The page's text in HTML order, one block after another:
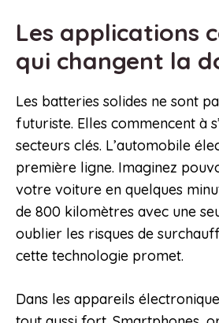
Les applications
qui changent la
Les batteries solides ne sont
futuriste. Elles commencent à
secteurs clés. L’automobile
première ligne. Imaginez
votre voiture en quelques
de 800 kilomètres avec une
oublier les risques de
cette technologie promet.
Dans les appareils